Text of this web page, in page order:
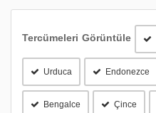
Tercümeleri Görüntüle
Urduca Endonezce
Bengalce Çince